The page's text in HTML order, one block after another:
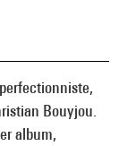
Bouyjou.
album,